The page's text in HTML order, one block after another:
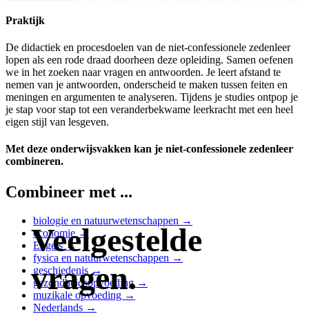
Praktijk
De didactiek en procesdoelen van de niet-confessionele zedenleer
lopen als een rode draad doorheen deze opleiding. Samen oefenen
we in het zoeken naar vragen en antwoorden. Je leert afstand te
nemen van je antwoorden, onderscheid te maken tussen feiten en
meningen en argumenten te analyseren. Tijdens je studies ontpop je
je stap voor stap tot een veranderbekwame leerkracht met een heel
eigen stijl van lesgeven.
Met deze onderwijsvakken kan je niet-confessionele zedenleer
combineren.
Combineer met ...
biologie en natuurwetenschappen →
economie →
Engels →
fysica en natuurwetenschappen →
geschiedenis →
gezondheidsopvoeding →
muzikale opvoeding →
Nederlands →
Veelgestelde
vragen.